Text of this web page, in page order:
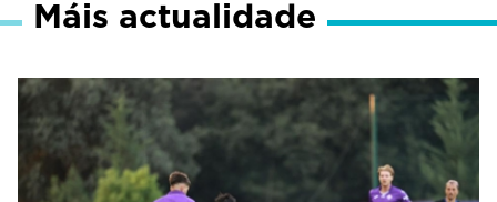
Máis actualidade